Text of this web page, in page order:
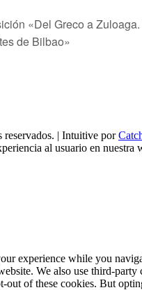
«Del Greco a
de Bilbao»
reservados. | Intuitive por
al usuario en
experience while you
We also use third-
out of these cookies. But